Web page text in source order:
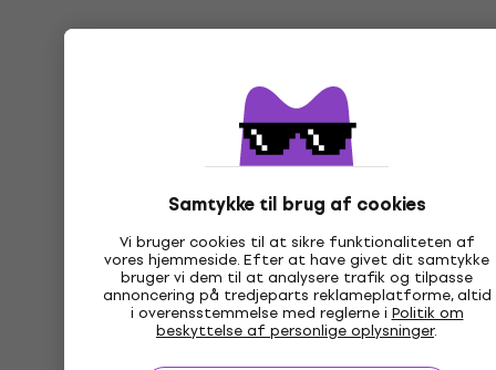
Samtykke til brug af cookies
Vi bruger cookies til at sikre funktionaliteten af
vores hjemmeside. Efter at have givet dit samtykke
bruger vi dem til at analysere trafik og tilpasse
annoncering på tredjeparts reklameplatforme, altid
i overensstemmelse med reglerne i Politik om
beskyttelse af personlige oplysninger.